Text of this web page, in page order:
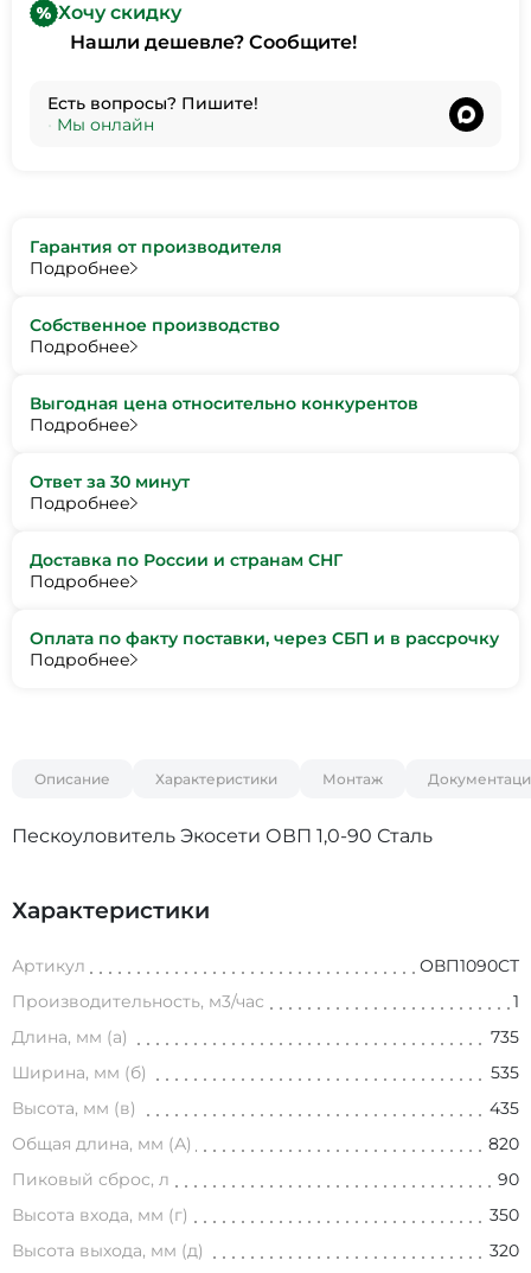
Хочу скидку
Нашли дешевле? Сообщите!
Есть вопросы? Пишите!
• Мы онлайн
Гарантия от производителя
Подробнее
Собственное производство
Подробнее
Выгодная цена относительно конкурентов
Подробнее
Ответ за 30 минут
Подробнее
Доставка по России и странам СНГ
Подробнее
Оплата по факту поставки, через СБП и в рассрочку
Подробнее
Описание Характеристики Монтаж
Пескоуловитель Экосети ОВП 1,0-90 Сталь
Характеристики
Артикул
ОВП1090СТ
Производительность, м3/час
1
Длина, мм (а)
735
Ширина, мм (б)
535
Высота, мм (в)
435
Общая длина, мм (А)
820
Пиковый сброс, л
90
Высота входа, мм (г)
350
Высота выхода, мм (д)
320